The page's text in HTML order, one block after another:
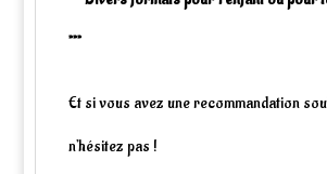
***
Et si vous avez une recommandation
n'hésitez pas !